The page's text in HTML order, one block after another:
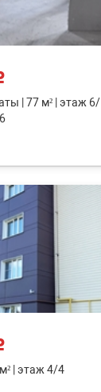
77 м² этаж
этаж 4/4